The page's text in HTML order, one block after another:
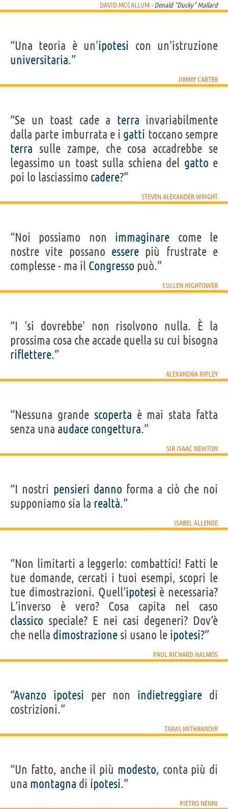
DAVID MCCALLUM - Donald "Ducky" Mallard
“Una teoria è un'ipotesi con un'istruzione
universitaria.”
JIMMY CARTER
“Se un toast cade a terra invariabilmente
dalla parte imburrata e i gatti toccano sempre
terra sulle zampe, che cosa accadrebbe se
legassimo un toast sulla schiena del gatto e
poi lo lasciassimo cadere?”
STEVEN ALEXANDER WRIGHT
“Noi possiamo non immaginare come le
nostre vite possano essere più frustrate e
complesse - ma il Congresso può.”
CULLEN HIGHTOWER
“I 'si dovrebbe' non risolvono nulla. È la
prossima cosa che accade quella su cui bisogna
riflettere.”
ALEXANDRA RIPLEY
“Nessuna grande scoperta è mai stata fatta
senza una audace congettura.”
SIR ISAAC NEWTON
“I nostri pensieri danno forma a ciò che noi
supponiamo sia la realtà.”
ISABEL ALLENDE
“Non limitarti a leggerlo: combattici! Fatti le
tue domande, cercati i tuoi esempi, scopri le
tue dimostrazioni. Quell’ipotesi è necessaria?
L’inverso è vero? Cosa capita nel caso
classico speciale? E nei casi degeneri? Dov’è
che nella dimostrazione si usano le ipotesi?”
PAUL RICHARD HALMOS
“Avanzo ipotesi per non indietreggiare di
costrizioni.”
TARAS MITHRANDIR
“Un fatto, anche il più modesto, conta più di
una montagna di ipotesi.”
PIETRO NENNI